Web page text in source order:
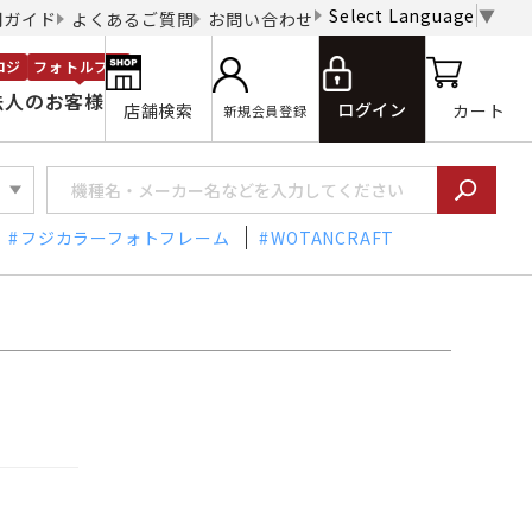
イド よくあるご質問 お問い合わせ Select Language ▼
のお客様
ジ フォトルプロ
店舗検索 新規会員登録 ログイン カート
フジカラーフォトフレーム WOTANCRAFT